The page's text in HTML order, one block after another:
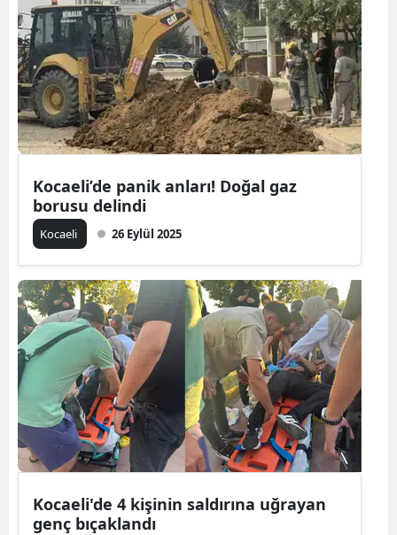
Giresun
Gümüşhane
Hakkari
Hatay
İzmir
Kars
Kastamonu
Kayseri
Kırklareli
Kırşehir
Kocaeli
Kocaeli’de panik anları! Doğal gaz
borusu delindi
Kocaeli 26 Eylül 2025
Kocaeli'de 4 kişinin saldırına uğrayan
genç bıçaklandı